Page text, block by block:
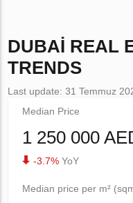
DUBAI REAL
TRENDS
Last update: 31 Temmuz
Median Price
1 250 000
-3.7% YoY
Median price per m²